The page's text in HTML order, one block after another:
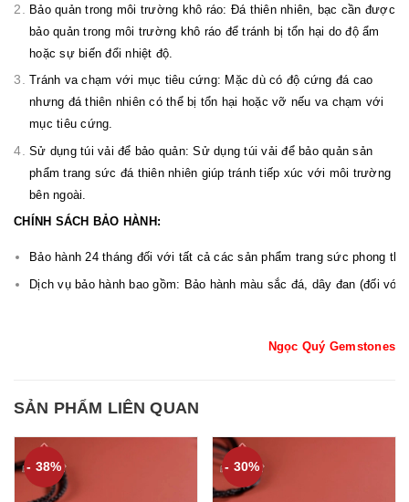
Bảo quản trong môi trường khô ráo: Đá thiên nhiên, bạc cần được
bảo quản trong môi trường khô ráo để tránh bị tổn hại do độ ẩm
hoặc sự biến đổi nhiệt độ.
Tránh va chạm với mục tiêu cứng: Mặc dù có độ cứng đá cao
nhưng đá thiên nhiên có thể bị tổn hại hoặc vỡ nếu va chạm với
mục tiêu cứng.
Sử dụng túi vải để bảo quản: Sử dụng túi vải để bảo quản sản
phẩm trang sức đá thiên nhiên giúp tránh tiếp xúc với môi trường
bên ngoài.
CHÍNH SÁCH BẢO HÀNH:
Bảo hành 24 tháng đối với tất cả các sản phẩm trang sức phong
Dịch vụ bảo hành bao gồm: Bảo hành màu sắc đá, dây đan (đối
Ngọc Quý Gemstones
SẢN PHẨM LIÊN QUAN
- 38% - 30%